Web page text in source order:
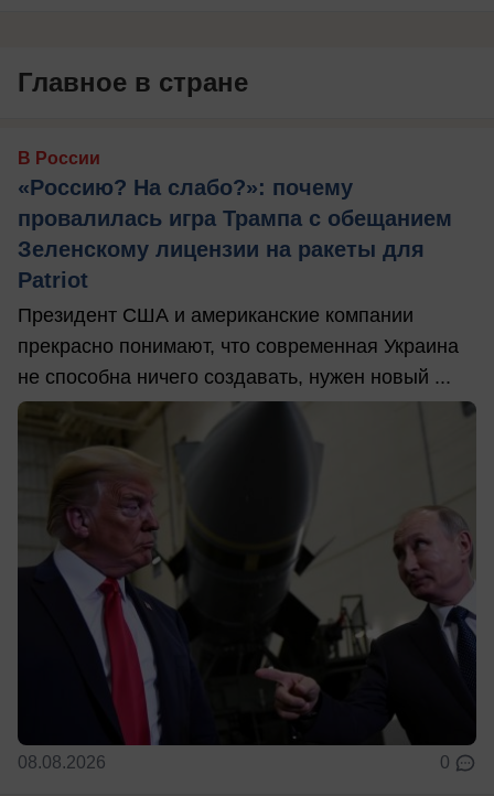
Главное в стране
В России
«Россию? На слабо?»: почему
провалилась игра Трампа с обещанием
Зеленскому лицензии на ракеты для
Patriot
Президент США и американские компании
прекрасно понимают, что современная Украина
не способна ничего создавать, нужен новый ...
08.08.2026 0